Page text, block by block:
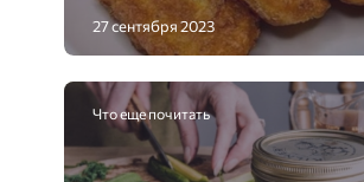
27 сентября 2023
Что еще почитать